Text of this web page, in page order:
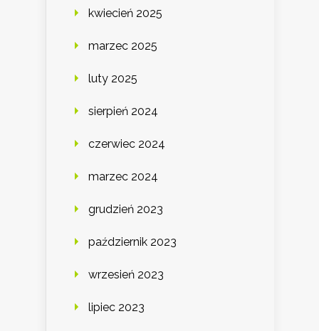
kwiecień 2025
marzec 2025
luty 2025
sierpień 2024
czerwiec 2024
marzec 2024
grudzień 2023
październik 2023
wrzesień 2023
lipiec 2023